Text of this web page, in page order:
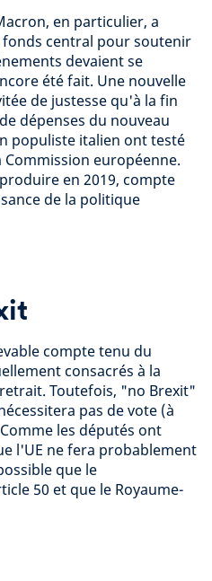
en particulier, a
central pour soutenir
devaient se
été fait. Une nouvelle
de justesse qu'à la fin
dépenses du nouveau
populiste italien ont testé
européenne.
en 2019, compte
de la politique
compte tenu du
consacrés à la
Toutefois, "no Brexit"
pas de vote (à
les députés ont
l'UE ne fera probablement
que le
50 et que le Royaume-